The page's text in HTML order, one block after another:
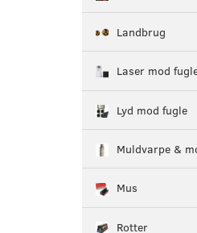
Landbrug
Laser mod
Lyd mod fugle
Muldvarpe &
Mus
Rotter